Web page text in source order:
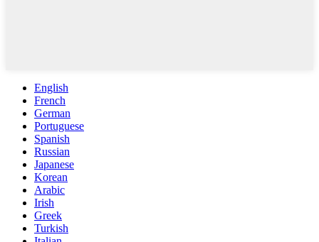
English
French
German
Portuguese
Spanish
Russian
Japanese
Korean
Arabic
Irish
Greek
Turkish